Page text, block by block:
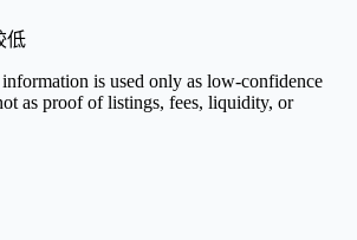
低
is used only as low-confidence
as proof of listings, fees, liquidity, or